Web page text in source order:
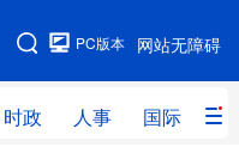
网站无障碍
PC版本
时政 人事 国际 财